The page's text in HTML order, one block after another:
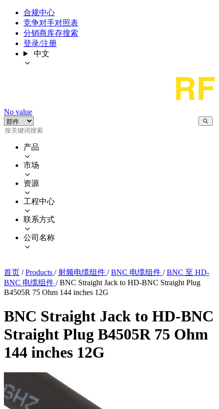
合规中心
竞争对手对照表
分销商库存搜索
登录/注册
中文
No value
产品
市场
资源
工程中心
联系方式
公司名称
首页 / Products / 射频电缆组件 / BNC 电缆组件 / BNC 至 HD-
BNC 电缆组件 / BNC Straight Jack to HD-BNC Straight Plug
B4505R 75 Ohm 144 inches 12G
BNC Straight Jack to HD-BNC
Straight Plug B4505R 75 Ohm
144 inches 12G